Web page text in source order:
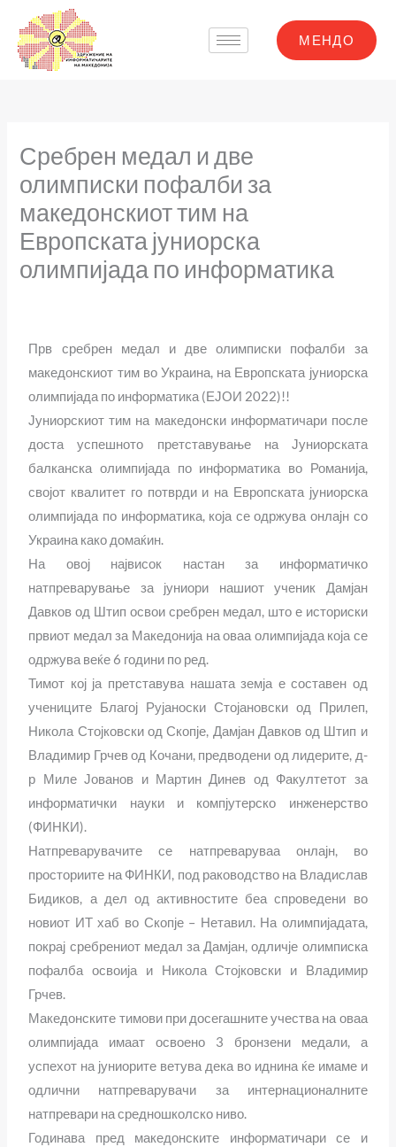
content
МЕНДО
Сребрен медал и две
олимписки пофалби за
македонскиот тим на
Европската јуниорска
олимпијада по информатика
Прв сребрен медал и две олимписки пофалби за
македонскиот тим во Украина, на Европската јуниорска
олимпијада по информатика (ЕЈОИ 2022)!!
Јуниорскиот тим на македонски информатичари после
доста успешното претставување на Јуниорската
балканска олимпијада по информатика во Романија,
својот квалитет го потврди и на Европската јуниорска
олимпијада по информатика, која се одржува онлајн со
Украина како домаќин.
На овој највисок настан за информатичко
натпреварување за јуниори нашиот ученик Дамјан
Давков од Штип освои сребрен медал, што е историски
првиот медал за Македонија на оваа олимпијада која се
одржува веќе 6 години по ред.
Тимот кој ја претставува нашата земја е составен од
учениците Благој Рујаноски Стојановски од Прилеп,
Никола Стојковски од Скопје, Дамјан Давков од Штип и
Владимир Грчев од Кочани, предводени од лидерите, д-
р Миле Јованов и Мартин Динев од Факултетот за
информатички науки и компјутерско инженерство
(ФИНКИ).
Натпреварувачите се натпреваруваа онлајн, во
просториите на ФИНКИ, под раководство на Владислав
Бидиков, а дел од активностите беа спроведени во
новиот ИТ хаб во Скопје – Нетавил. На олимпијадата,
покрај сребрениот медал за Дамјан, одличје олимписка
пофалба освоија и Никола Стојковски и Владимир
Грчев.
Македонските тимови при досегашните учества на оваа
олимпијада имаат освоено 3 бронзени медали, а
успехот на јуниорите ветува дека во иднина ќе имаме и
одлични натпреварувачи за интернационалните
натпревари на средношколско ниво.
Годинава пред македонските информатичари се и